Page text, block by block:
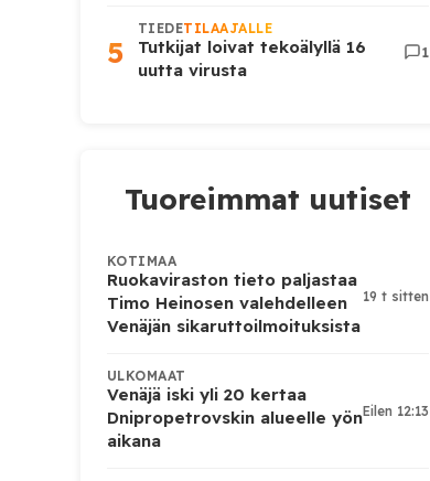
5
TIEDETILAAJALLE
Tutkijat loivat tekoälyllä 16
uutta virusta
1
Tuoreimmat uutiset
KOTIMAA
Ruokaviraston tieto paljastaa
Timo Heinosen valehdelleen
Venäjän sikaruttoilmoituksista
19 t sitten
ULKOMAAT
Venäjä iski yli 20 kertaa
Dnipropetrovskin alueelle yön
aikana
Eilen 12:13